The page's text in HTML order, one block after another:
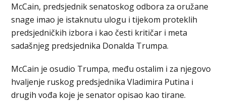
McCain, predsjednik senatoskog odbora za oružane
snage imao je istaknutu ulogu i tijekom proteklih
predsjedničkih izbora i kao česti kritičar i meta
sadašnjeg predsjednika Donalda Trumpa.
McCain je osudio Trumpa, među ostalim i za njegovo
hvaljenje ruskog predsjednika Vladimira Putina i
drugih vođa koje je senator opisao kao tirane.